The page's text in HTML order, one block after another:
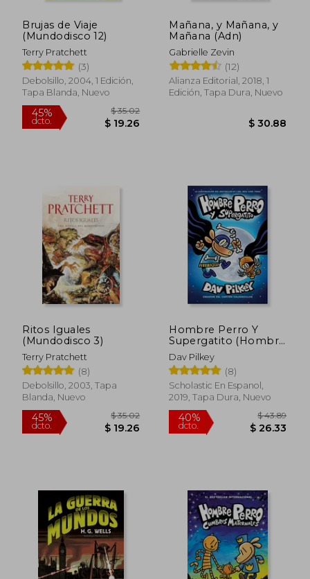
40%
dcto.
$ 65.89 45%
dcto. $
Brujas de Viaje
(Mundodisco 12)
Terry Pratchett
(3)
Debolsillo, 2004, 1 Edición,
Tapa Blanda, Nuevo
dcto. $ 19.26
Mañana, y Mañana, y
Mañana (Adn)
Gabrielle Zevin
(12)
Alianza Editorial, 2018, 1
Edición, Tapa Dura, Nuevo
Ritos Iguales
(Mundodisco 3)
Terry Pratchett
(8)
Debolsillo, 2003, Tapa
Blanda, Nuevo
Hombre Perro Y
Supergatito (Hombre
Perro #4)
Dav Pilkey
(8)
Scholastic En Espanol,
2019, Tapa Dura, Nuevo